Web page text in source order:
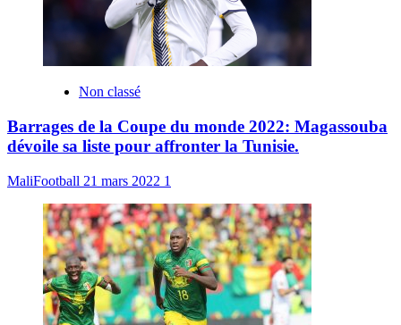
Non classé
Barrages de la Coupe du monde 2022: Magassouba
dévoile sa liste pour affronter la Tunisie.
MaliFootball 21 mars 2022 1